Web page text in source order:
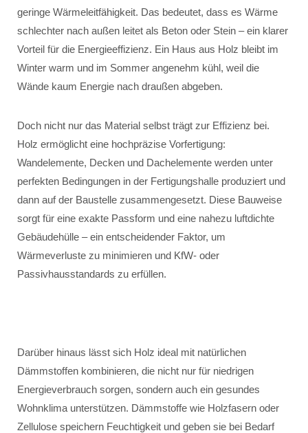
geringe Wärmeleitfähigkeit. Das bedeutet, dass es Wärme
schlechter nach außen leitet als Beton oder Stein – ein klarer
Vorteil für die Energieeffizienz. Ein Haus aus Holz bleibt im
Winter warm und im Sommer angenehm kühl, weil die
Wände kaum Energie nach draußen abgeben.
Doch nicht nur das Material selbst trägt zur Effizienz bei.
Holz ermöglicht eine hochpräzise Vorfertigung:
Wandelemente, Decken und Dachelemente werden unter
perfekten Bedingungen in der Fertigungshalle produziert und
dann auf der Baustelle zusammengesetzt. Diese Bauweise
sorgt für eine exakte Passform und eine nahezu luftdichte
Gebäudehülle – ein entscheidender Faktor, um
Wärmeverluste zu minimieren und KfW- oder
Passivhausstandards zu erfüllen.
Darüber hinaus lässt sich Holz ideal mit natürlichen
Dämmstoffen kombinieren, die nicht nur für niedrigen
Energieverbrauch sorgen, sondern auch ein gesundes
Wohnklima unterstützen. Dämmstoffe wie Holzfasern oder
Zellulose speichern Feuchtigkeit und geben sie bei Bedarf